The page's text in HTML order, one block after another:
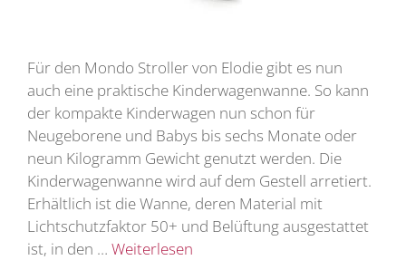
Für den Mondo Stroller von Elodie gibt es nun
auch eine praktische Kinderwagenwanne. So kann
der kompakte Kinderwagen nun schon für
Neugeborene und Babys bis sechs Monate oder
neun Kilogramm Gewicht genutzt werden. Die
Kinderwagenwanne wird auf dem Gestell arretiert.
Erhältlich ist die Wanne, deren Material mit
Lichtschutzfaktor 50+ und Belüftung ausgestattet
ist, in den … Weiterlesen